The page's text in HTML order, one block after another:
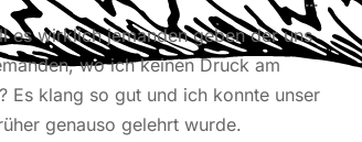
es wirklich jemanden geben der uns
wo ich keinen Druck am
Es klang so gut und ich konnte unser
genauso gelehrt wurde.